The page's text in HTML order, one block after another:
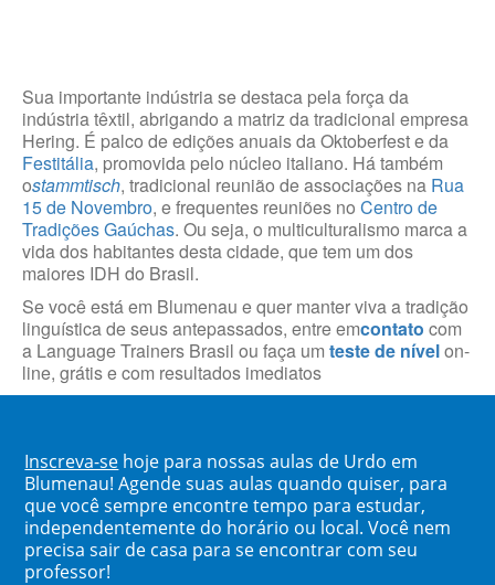
Sua importante indústria se destaca pela força da
indústria têxtil, abrigando a matriz da tradicional empresa
Hering. É palco de edições anuais da Oktoberfest e da
Festitália, promovida pelo núcleo italiano. Há também
ostammtisch, tradicional reunião de associações na Rua
15 de Novembro, e frequentes reuniões no Centro de
Tradições Gaúchas. Ou seja, o multiculturalismo marca a
vida dos habitantes desta cidade, que tem um dos
maiores IDH do Brasil.
Se você está em Blumenau e quer manter viva a tradição
linguística de seus antepassados, entre emcontato com
a Language Trainers Brasil ou faça um teste de nívelon-
line, grátis e com resultados imediatos
Inscreva-se hoje para nossas aulas de Urdo em
Blumenau! Agende suas aulas quando quiser, para
que você sempre encontre tempo para estudar,
independentemente do horário ou local. Você nem
precisa sair de casa para se encontrar com seu
professor!